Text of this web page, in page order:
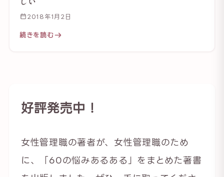
2018年1月2日
続きを読む
好評発売中！
女性管理職の著者が、女性管理職のため
に、「60の悩みあるある」をまとめた著書